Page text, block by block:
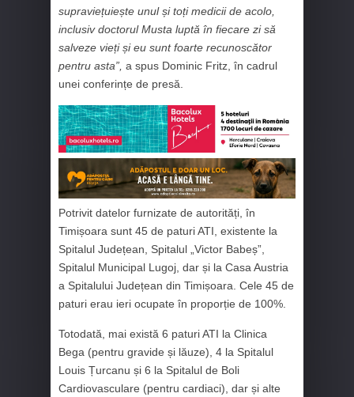
supraviețuiește unul și toți medicii de acolo,
inclusiv doctorul Musta luptă în fiecare zi să
salveze vieți și eu sunt foarte recunoscător
pentru asta”, a spus Dominic Fritz, în cadrul
unei conferințe de presă.
Potrivit datelor furnizate de autorități, în
Timișoara sunt 45 de paturi ATI, existente la
Spitalul Județean, Spitalul „Victor Babeș”,
Spitalul Municipal Lugoj, dar și la Casa Austria
a Spitalului Județean din Timișoara. Cele 45 de
paturi erau ieri ocupate în proporție de 100%.
Totodată, mai există 6 paturi ATI la Clinica
Bega (pentru gravide și lăuze), 4 la Spitalul
Louis Țurcanu și 6 la Spitalul de Boli
Cardiovasculare (pentru cardiaci), dar și alte